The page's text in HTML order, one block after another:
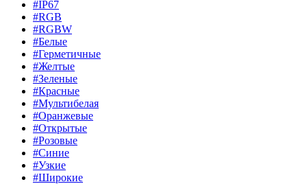
#IP67
#RGB
#RGBW
#Белые
#Герметичные
#Желтые
#Зеленые
#Красные
#Мультибелая
#Оранжевые
#Открытые
#Розовые
#Синие
#Узкие
#Широкие